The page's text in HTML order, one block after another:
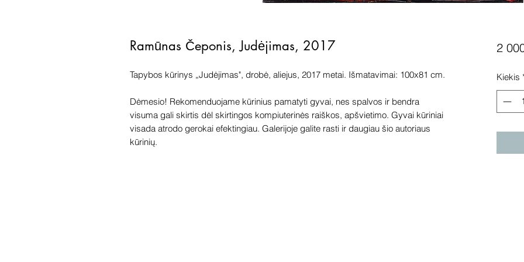
Ramūnas Čeponis, Judėjimas, 2017
Tapybos kūrinys „Judėjimas", drobė, aliejus, 2017 metai. Išmatavimai: 100x81 cm.
Dėmesio! Rekomenduojame kūrinius pamatyti gyvai, nes spalvos ir bendra
visuma gali skirtis dėl skirtingos kompiuterinės raiškos, apšvietimo. Gyvai kūriniai
visada atrodo gerokai efektingiau. Galerijoje galite rasti ir daugiau šio autoriaus
kūrinių.
2
Kiekis